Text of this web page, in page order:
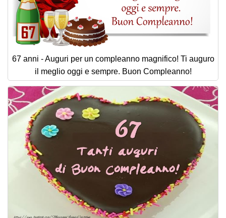
67 anni - Auguri per un compleanno magnifico! Ti auguro
il meglio oggi e sempre. Buon Compleanno!